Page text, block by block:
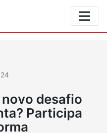
desafio
Participa